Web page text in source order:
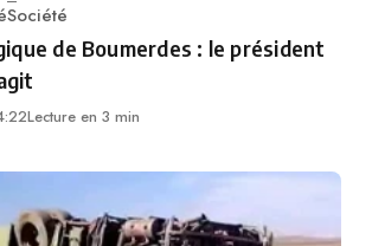
Société
de Boumerdes : le président
Lecture en 3 min